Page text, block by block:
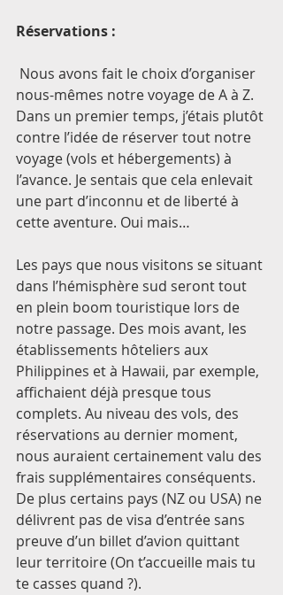
Réservations :
nous-mêmes notre voyage de A à Z.
Dans un premier temps, j’étais plutôt
contre l’idée de réserver tout notre
voyage (vols et hébergements) à
l’avance. Je sentais que cela enlevait
une part d’inconnu et de liberté à
cette aventure. Oui mais…
Les pays que nous visitons se situant
dans l’hémisphère sud seront tout
en plein boom touristique lors de
notre passage. Des mois avant, les
établissements hôteliers aux
Philippines et à Hawaii, par exemple,
affichaient déjà presque tous
complets. Au niveau des vols, des
réservations au dernier moment,
nous auraient certainement valu des
frais supplémentaires conséquents.
De plus certains pays (NZ ou USA) ne
délivrent pas de visa d’entrée sans
preuve d’un billet d’avion quittant
leur territoire (On t’accueille mais tu
te casses quand ?).